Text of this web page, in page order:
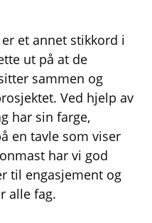
et annet stikkord i
ut på at de
sammen og
Ved hjelp av
har sin farge,
en tavle som viser
har vi god
til engasjement og
alle fag.